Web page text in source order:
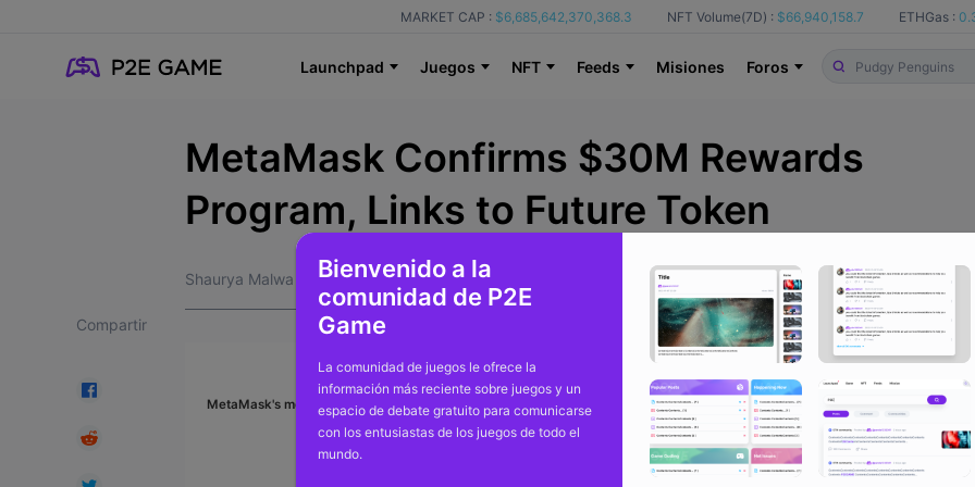
MARKET CAP : $6,685,642,370,368.3 NFT Volume(7D) : $66,940,158.7 ETHGas :
Launchpad Juegos NFT Feeds Misiones Foros
Bienvenido a la
comunidad de P2E
Game
La comunidad de juegos le ofrece la
información más reciente sobre juegos y un
espacio de debate gratuito para comunicarse
con los entusiastas de los juegos de todo el
mundo.
Compartir
MetaMask Confirms $30M Rewards
Program, Links to Future Token
Shaurya Malwa Desde coindesk
MetaMask's mobile app (Gabby Jones)